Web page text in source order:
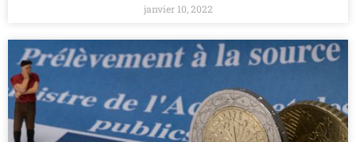
janvier 10, 2022